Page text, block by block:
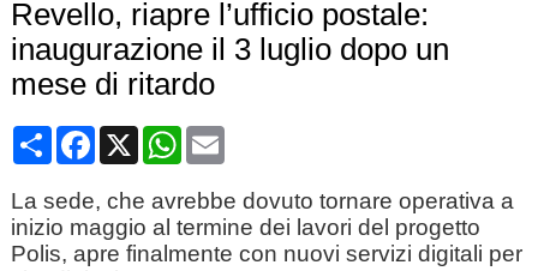
Revello, riapre l’ufficio postale:
inaugurazione il 3 luglio dopo un
mese di ritardo
CondividiFacebook
X WhatsApp
Email
La sede, che avrebbe dovuto tornare operativa a
inizio maggio al termine dei lavori del progetto
Polis, apre finalmente con nuovi servizi digitali per